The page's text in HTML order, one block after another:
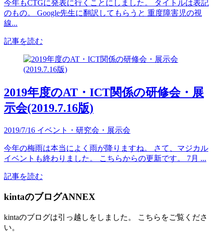
今年もCTGに発表に行くことにしました。 タイトルは表記
のもの。 Google先生に翻訳してもらうと 重度障害児の視
線...
記事を読む
2019年度のAT・ICT関係の研修会・展
示会(2019.7.16版)
2019/7/16 イベント・研究会・展示会
今年の梅雨は本当によく雨が降りますね。 さて、マジカル
イベントも終わりました。 こちらからの更新です。 7月 ...
記事を読む
kintaのブログANNEX
kintaのブログは引っ越しをしました。 こちらをご覧くださ
い。